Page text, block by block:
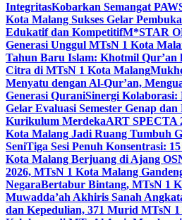
IntegritasKobarkan Semangat
Kota Malang Sukses Gelar
Edukatif dan KompetitifM*STAR
Generasi Unggul MTsN 1 Kota
Tahun Baru Islam: Khotmil Qur’an
Citra di MTsN 1 Kota Malang
Menyatu dengan Al-Qur’an,
Generasi QuraniSinergi
Gelar Evaluasi Semester Genap
Kurikulum MerdekaART SPECTA
Kota Malang Jadi Ruang Tumbuh
SeniTiga Sesi Penuh Konsentrasi:
Kota Malang Berjuang di Ajang
2026, MTsN 1 Kota Malang
NegaraBertabur Bintang, MTsN 1
Muwadda’ah Akhiris Sanah
dan Kepedulian, 371 Murid MTsN